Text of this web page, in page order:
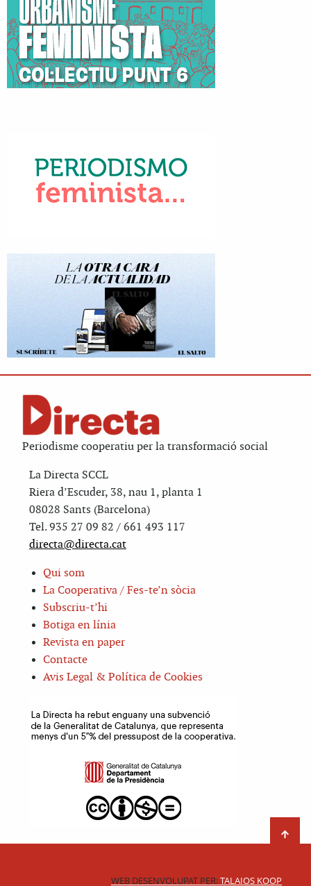
Periodisme cooperatiu per la transformació social
La Directa SCCL
Riera d’Escuder, 38, nau 1, planta 1
08028 Sants (Barcelona)
Tel. 935 27 09 82 / 661 493 117
directa@directa.cat
Qui som
La Cooperativa / Fes-te’n sòcia
Subscriu-t’hi
Botiga en línia
Revista en paper
Contacte
Avis Legal & Política de Cookies
WEB DESENVOLUPAT PER:TALAIOS KOOP